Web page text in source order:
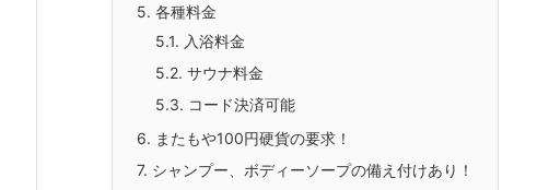
5. 各種料金
5.1. 入浴料金
5.2. サウナ料金
5.3. コード決済可能
6. またもや100円硬貨の要求！
7. シャンプー、ボディーソープの備え付けあり！